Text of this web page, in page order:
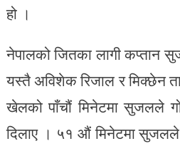
हो ।
नेपालको जितका लागी कप्तान
यस्तै अविशेक रिजाल र मिक्छेन
खेलको पाँचौं मिनेटमा सुजलले
दिलाए । ५१ औं मिनेटमा सुजलले